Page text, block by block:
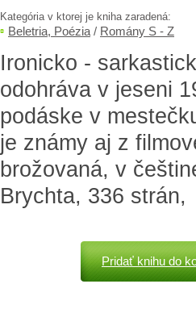
Kategória v ktorej je kniha zaradená:
Beletria, Poézia / Romány S - Z
Ironicko -
odohráva v jeseni
podáske v
je známy aj z
brožovaná, v
Brychta, 336 strán,
Pridať knihu do